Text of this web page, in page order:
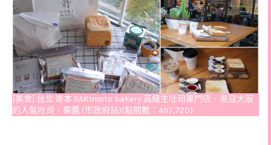
[美食] 台北 嵜本 SAKImoto bakery 高級生吐司專門店．來自大阪
的人氣吐司、果醬 (市政府站)(點閱數：497,720)